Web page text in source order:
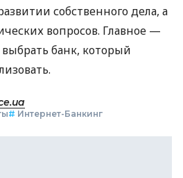
собственного дела, а
вопросов. Главное —
банк, который
# Интернет-Банкинг